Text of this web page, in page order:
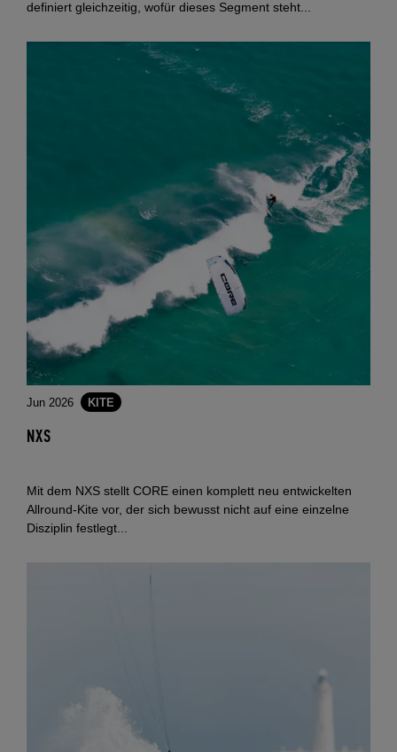
definiert gleichzeitig, wofür dieses Segment steht...
Jun 2026 KITE
NXS
Mit dem NXS stellt CORE einen komplett neu entwickelten
Allround-Kite vor, der sich bewusst nicht auf eine einzelne
Disziplin festlegt...